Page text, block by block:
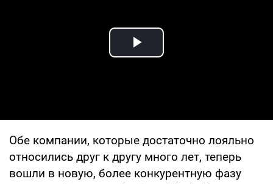
Play Video
Обе компании, которые достаточно лояльно
относились друг к другу много лет, теперь
вошли в новую, более конкурентную фазу